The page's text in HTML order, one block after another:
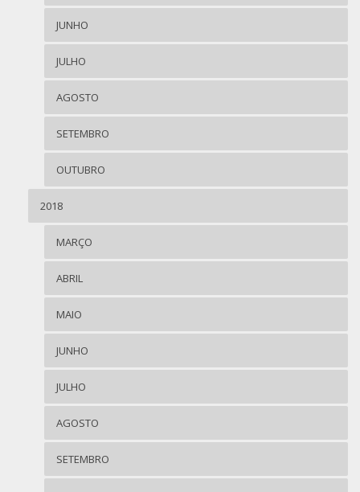
JUNHO
JULHO
AGOSTO
SETEMBRO
OUTUBRO
2018
MARÇO
ABRIL
MAIO
JUNHO
JULHO
AGOSTO
SETEMBRO